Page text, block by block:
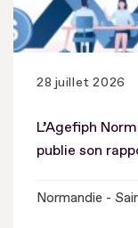
28 juillet 2026
L’Agefiph
publie son
Normandie -